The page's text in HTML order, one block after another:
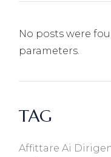
No posts were
parameters.
TAG
Affittare Ai